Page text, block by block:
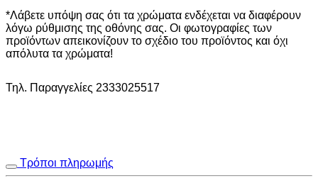
*Λάβετε υπόψη σας ότι τα χρώματα ενδέχεται να διαφέρουν
λόγω ρύθμισης της οθόνης σας. Οι φωτογραφίες των
προϊόντων απεικονίζουν το σχέδιο του προϊόντος και όχι
απόλυτα τα χρώματα!
Τηλ. Παραγγελίες 2333025517
Τρόποι πληρωμής